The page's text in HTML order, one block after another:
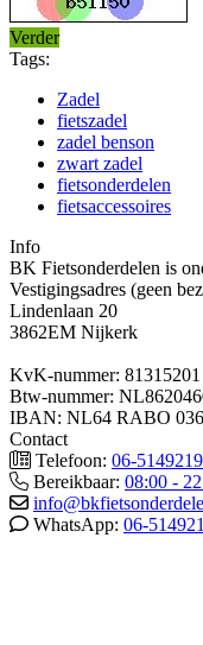
Verder
Tags:
Zadel
fietszadel
zadel benson
zwart zadel
fietsonderdelen
fietsaccessoires
Info
BK Fietsonderdelen is
Vestigingsadres (geen
Lindenlaan 20
3862EM Nijkerk
KvK-nummer: 81315201
Btw-nummer:
IBAN: NL64 RABO
Contact
Telefoon: 06-
Bereikbaar: 08:00 -
WhatsApp: 06-